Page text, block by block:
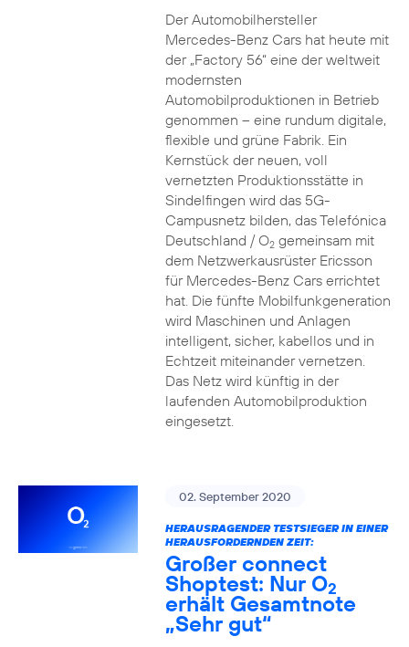
Der Automobilhersteller
Mercedes-Benz Cars hat heute mit
der „Factory 56“ eine der weltweit
modernsten
Automobilproduktionen in Betrieb
genommen – eine rundum digitale,
flexible und grüne Fabrik. Ein
Kernstück der neuen, voll
vernetzten Produktionsstätte in
Sindelfingen wird das 5G-
Campusnetz bilden, das Telefónica
Deutschland / O2gemeinsam mit
dem Netzwerkausrüster Ericsson
für Mercedes-Benz Cars errichtet
hat. Die fünfte Mobilfunkgeneration
wird Maschinen und Anlagen
intelligent, sicher, kabellos und in
Echtzeit miteinander vernetzen.
Das Netz wird künftig in der
laufenden Automobilproduktion
eingesetzt.
02. September 2020
HERAUSRAGENDER TESTSIEGER IN EINER
HERAUSFORDERNDEN ZEIT:
Großer connect
Shoptest: Nur O2
erhält Gesamtnote
„Sehr gut“